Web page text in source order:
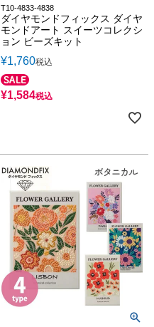
T10-4833-4838
ダイヤモンドフィックス ダイヤ
モンドアート スイーツコレクシ
ョン ビーズキット
¥1,760税込
¥1,584税込